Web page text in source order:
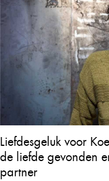
Liefdesgeluk voor
de liefde gevonden
partner